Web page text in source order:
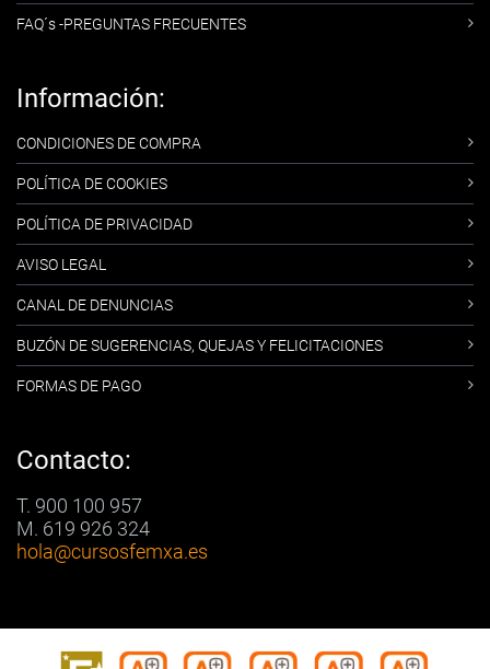
FAQ´s -PREGUNTAS FRECUENTES
Información:
CONDICIONES DE COMPRA
POLÍTICA DE COOKIES
POLÍTICA DE PRIVACIDAD
AVISO LEGAL
CANAL DE DENUNCIAS
BUZÓN DE SUGERENCIAS, QUEJAS Y FELICITACIONES
FORMAS DE PAGO
Contacto:
T. 900 100 957
M. 619 926 324
hola@cursosfemxa.es